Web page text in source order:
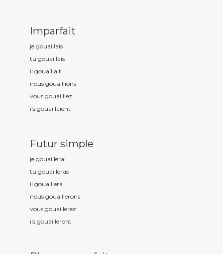
Imparfait
je gouaillais
tu gouaillais
il gouaillait
nous gouaillions
vous gouailliez
ils gouaillaient
Futur simple
je gouaillerai
tu gouailleras
il gouaillera
nous gouaillerons
vous gouaillerez
ils gouailleront